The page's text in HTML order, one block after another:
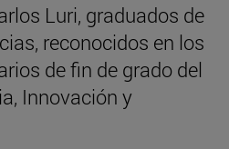
Luri, graduados de
reconocidos en los
de fin de grado del
Innovación y